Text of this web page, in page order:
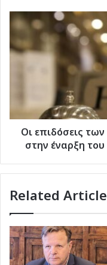
υπουργοί
και
βουλευτές
Οι
επιδόσεις
των
ξενοδοχείων
έναρξη
του
πολέμου
Μέση
Οι επιδόσεις
στην έναρξη
Related